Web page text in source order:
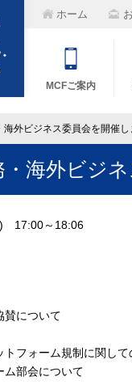
ホーム
MCFご案内
外ビジネス委員会を開催し
・海外ビジ
) 17:00～18:06
賛について​
フォーム規制に関して
ム部会について